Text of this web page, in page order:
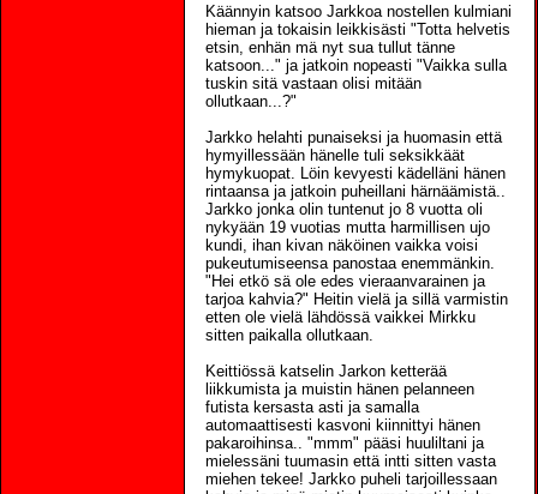
Käännyin katsoo Jarkkoa nostellen kulmiani
hieman ja tokaisin leikkisästi "Totta helvetis
etsin, enhän mä nyt sua tullut tänne
katsoon..." ja jatkoin nopeasti "Vaikka sulla
tuskin sitä vastaan olisi mitään
ollutkaan...?"
Jarkko helahti punaiseksi ja huomasin että
hymyillessään hänelle tuli seksikkäät
hymykuopat. Löin kevyesti kädelläni hänen
rintaansa ja jatkoin puheillani härnäämistä..
Jarkko jonka olin tuntenut jo 8 vuotta oli
nykyään 19 vuotias mutta harmillisen ujo
kundi, ihan kivan näköinen vaikka voisi
pukeutumiseensa panostaa enemmänkin.
"Hei etkö sä ole edes vieraanvarainen ja
tarjoa kahvia?" Heitin vielä ja sillä varmistin
etten ole vielä lähdössä vaikkei Mirkku
sitten paikalla ollutkaan.
Keittiössä katselin Jarkon ketterää
liikkumista ja muistin hänen pelanneen
futista kersasta asti ja samalla
automaattisesti kasvoni kiinnittyi hänen
pakaroihinsa.. "mmm" pääsi huuliltani ja
mielessäni tuumasin että intti sitten vasta
miehen tekee! Jarkko puheli tarjoillessaan